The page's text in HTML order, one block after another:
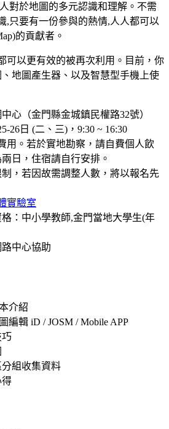
對於地圖的多元認識和理解。不需
,只要有一份參與的熱情,人人都可以
的貢獻者。
可以更有效的被再次利用。目前，你
、地圖產生器、以及智慧型手機上使
心（金門縣金城鎮民權路32號）
26日 (二、三)，9:30 ~ 16:30
用。若於實地勘察，請自費個人飲
日，住宿請自行安排。
，若因故需調整人數，將以報名先
實驗室
：中小學教師,金門當地大學生(年
中心協助
介紹
編輯 iD / JOSM / Mobile APP
組收集資料
得